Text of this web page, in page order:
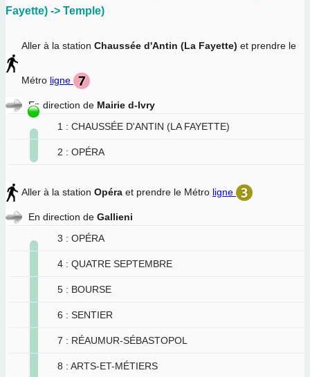
Fayette) -> Temple)
Aller à la station Chaussée d'Antin (La Fayette) et prendre le
Métro ligne
En direction de Mairie d-Ivry
1 : CHAUSSÉE D'ANTIN (LA FAYETTE)
2 : OPÉRA
Aller à la station Opéra et prendre le Métro ligne
En direction de Gallieni
3 : OPÉRA
4 : QUATRE SEPTEMBRE
5 : BOURSE
6 : SENTIER
7 : RÉAUMUR-SÉBASTOPOL
8 : ARTS-ET-MÉTIERS